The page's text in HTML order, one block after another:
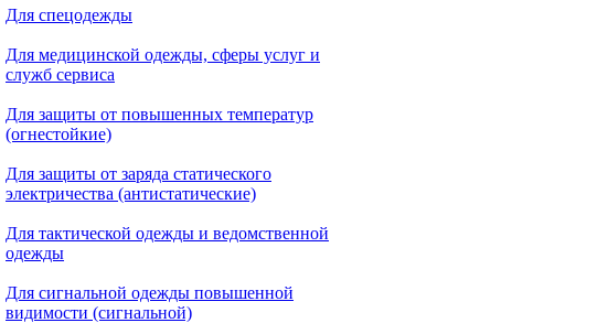
Для спецодежды
Для медицинской одежды, сферы услуг и
служб сервиса
Для защиты от повышенных температур
(огнестойкие)
Для защиты от заряда статического
электричества (антистатические)
Для тактической одежды и ведомственной
одежды
Для сигнальной одежды повышенной
видимости (сигнальной)